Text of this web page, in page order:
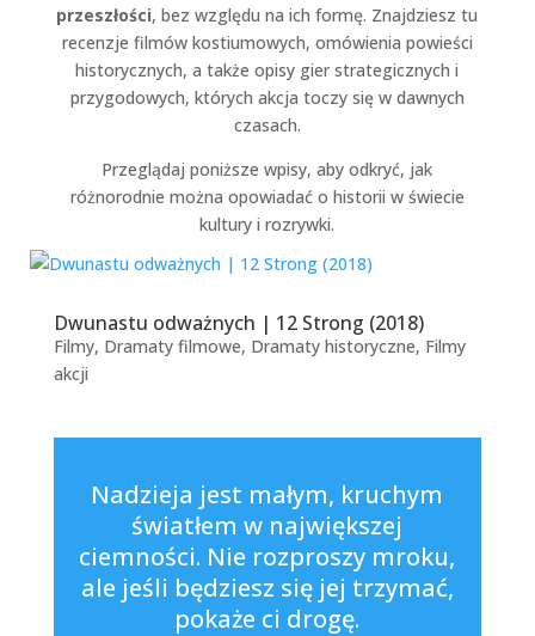
przeszłości, bez względu na ich formę. Znajdziesz tu
recenzje filmów kostiumowych, omówienia powieści
historycznych, a także opisy gier strategicznych i
przygodowych, których akcja toczy się w dawnych
czasach.
Przeglądaj poniższe wpisy, aby odkryć, jak
różnorodnie można opowiadać o historii w świecie
kultury i rozrywki.
Dwunastu odważnych | 12 Strong (2018)
Filmy, Dramaty filmowe, Dramaty historyczne, Filmy
akcji
Nadzieja jest małym, kruchym
światłem w największej
ciemności. Nie rozproszy mroku,
ale jeśli będziesz się jej trzymać,
pokaże ci drogę.